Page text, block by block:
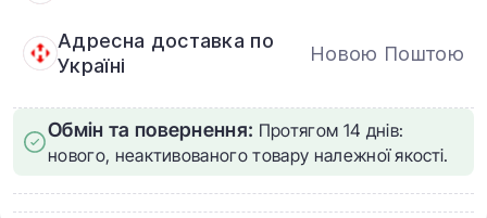
Адресна доставка по
Україні
Новою Поштою
Обмін та повернення: Протягом 14 днів:
нового, неактивованого товару належної якості.